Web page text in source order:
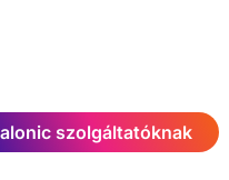
szolgáltatóknak